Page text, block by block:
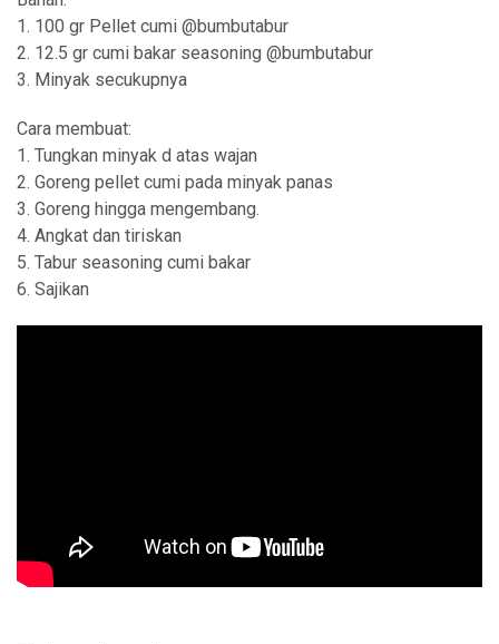
1. 100 gr Pellet cumi @bumbutabur
2. 12.5 gr cumi bakar seasoning @bumbutabur
3. Minyak secukupnya
Cara membuat:
1. Tungkan minyak d atas wajan
2. Goreng pellet cumi pada minyak panas
3. Goreng hingga mengembang.
4. Angkat dan tiriskan
5. Tabur seasoning cumi bakar
6. Sajikan